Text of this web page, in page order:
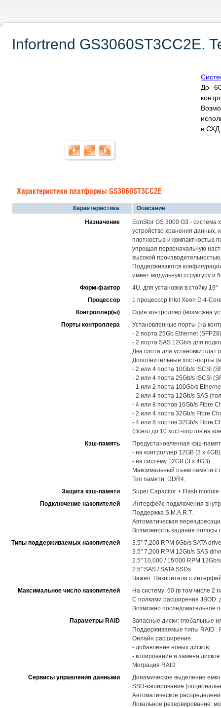
Infortrend GS3060ST3CC2E.
До
в СХД
Характеристики платформы GS3060ST3CC2E
Характеристика
Описание
Назначение
EonStor GS 3000 G3 - система
устройство хранения данных,
плотностью и компактностью
упрощая первоначальную
высокой
Поддерживаются
имеет модульную структуру и
Форм-фактор
4U, для установки в стойку 19"
Процессор
1 процессор Intel Xeon D 4-
Контроллер(ы)
Один контроллер (возможна
Порты контроллера
Установленные порты (на
- 2 порта 25Gb Ethernet
- 2 порта SAS 12Gb/s для
Два слота для установки
Дополнительные хост-порты
- 2 или 4 порта 10Gb/s iSCSI
- 2 или 4 порта 25Gb/s iSCSI
- 1 или 2 порта 100Gb/s
- 2 или 4 порта 12Gb/s SAS
- 4 или 8 портов 16Gb/s Fibre
- 2 или 4 порта 32Gb/s Fibre
- 4 или 8 портов 32Gb/s Fibre
(Всего до 10 хост-портов на
Кэш-память
Предустановленная кэш-
- на контроллер 12GB (3 x
- на систему 12GB (3 x 4GB).
Максимальный оъем памяти с
Тип памяти: DDR4.
Защита кэш-памяти
Super Capacitor + Flash
Подключение накопителей
Интерфейс подключения
Поддержка S.M.A.R.T.
Автоматическая
Возможность задания полосы
Типы поддерживаемых накопителей
3.5" 7,200 RPM 6Gb/s SATA
3.5" 7,200 RPM 12Gb/s SAS
2.5" 10,000 / 15'000 RPM 12Gb/
2.5" SAS / SATA SSDs
Важно: Накопители с
Максимальное число накопителей
На систему: 60 (в том числе 2
С полками расширения JBOD:
Возможно последовательное
Параметры RAID
Запасные диски: глобальные
Поддерживаемые типы RAID :
Онлайн расширение:
- добавление новых дисков;
- копирование и замена
Миграция RAID
Сервисы управления данными
Динамическое выделение
SSD-кэширование
Автоматическое
Локальное резервирование: